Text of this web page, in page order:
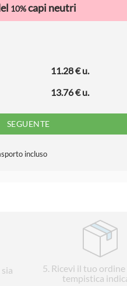
10%capi neutri
11.28 € u.
13.76 € u.
SEGUENTE
incluso
5 . Ricevi il tuo
tempistica